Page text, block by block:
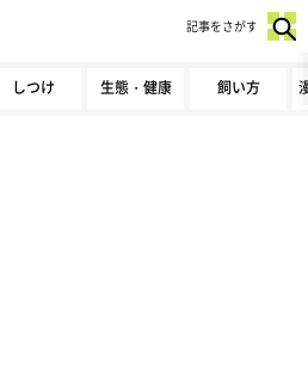
しつけ 生態・健康 飼い方
記事をさがす